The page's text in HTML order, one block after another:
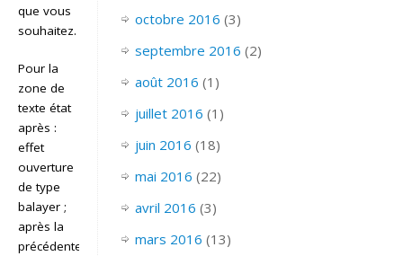
que vous
souhaitez.
Pour la
zone de
texte état
après :
effet
ouverture
de type
balayer ;
après la
précédente;
octobre 2016 (3)
septembre 2016 (2)
août 2016 (1)
juillet 2016 (1)
juin 2016 (18)
mai 2016 (22)
avril 2016 (3)
mars 2016 (13)